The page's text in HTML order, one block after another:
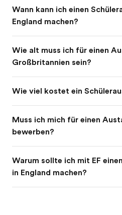
Wann kann ich einen
England machen?
Wie alt muss ich für einen
Großbritannien sein?
Wie viel kostet ein
Muss ich mich für einen
bewerben?
Warum sollte ich mit EF
in England machen?